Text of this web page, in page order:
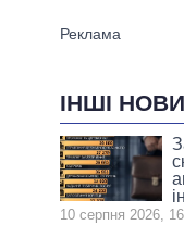
ІНШІ
10 серпня 2026,